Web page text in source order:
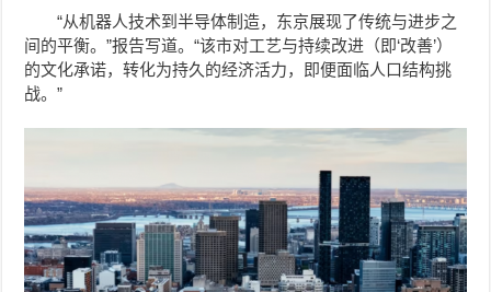
“从机器人技术到半导体制造，东京展现了传统与进步之
间的平衡。”报告写道。“该市对工艺与持续改进（即‘改善’）
的文化承诺，转化为持久的经济活力，即便面临人口结构挑
战。”